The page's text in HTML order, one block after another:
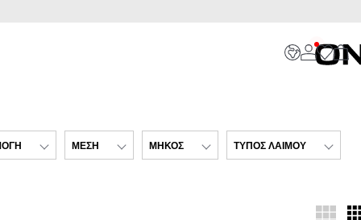
ΜΈΣΗ ΜΉΚΟΣ ΤΎΠΟΣ ΛΑΙΜΟΎ